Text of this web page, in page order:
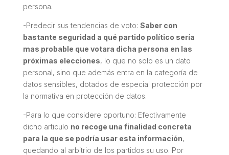
persona.
-Predecir sus tendencias de voto: Saber con
bastante seguridad a qué partido político sería
mas probable que votara dicha persona en las
próximas elecciones, lo que no solo es un dato
personal, sino que además entra en la categoría de
datos sensibles, dotados de especial protección por
la normativa en protección de datos.
-Para lo que considere oportuno: Efectivamente
dicho articulo no recoge una finalidad concreta
para la que se podría usar esta información,
quedando al arbitrio de los partidos su uso. Por